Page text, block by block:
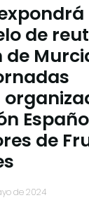
de
de
de
de 2024